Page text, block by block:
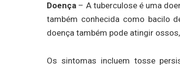
Doença – A tuberculose é uma
também conhecida como bacilo
doença também pode atingir
Os sintomas incluem tosse